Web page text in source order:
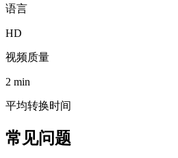
语言
HD
视频质量
2 min
平均转换时间
常见问题